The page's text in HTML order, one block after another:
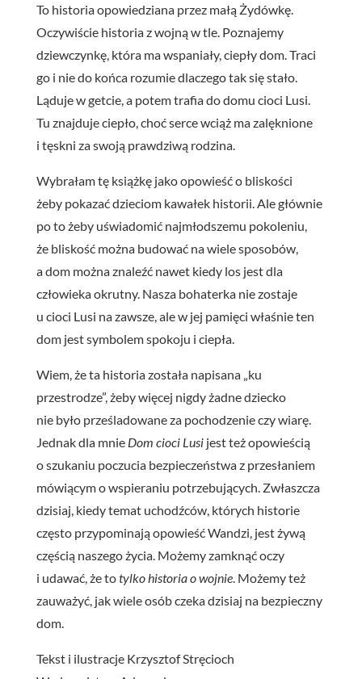
To historia opowiedziana przez małą Żydówkę.
Oczywiście historia z wojną w tle. Poznajemy
dziewczynkę, która ma wspaniały, ciepły dom. Traci
go i nie do końca rozumie dlaczego tak się stało.
Ląduje w getcie, a potem trafia do domu cioci Lusi.
Tu znajduje ciepło, choć serce wciąż ma zalęknione
i tęskni za swoją prawdziwą rodzina.
Wybrałam tę książkę jako opowieść o bliskości
żeby pokazać dzieciom kawałek historii. Ale głównie
po to żeby uświadomić najmłodszemu pokoleniu,
że bliskość można budować na wiele sposobów,
a dom można znaleźć nawet kiedy los jest dla
człowieka okrutny. Nasza bohaterka nie zostaje
u cioci Lusi na zawsze, ale w jej pamięci właśnie ten
dom jest symbolem spokoju i ciepła.
Wiem, że ta historia została napisana „ku
przestrodze”, żeby więcej nigdy żadne dziecko
nie było prześladowane za pochodzenie czy wiarę.
Jednak dla mnie Dom cioci Lusijest też opowieścią
o szukaniu poczucia bezpieczeństwa z przesłaniem
mówiącym o wspieraniu potrzebujących. Zwłaszcza
dzisiaj, kiedy temat uchodźców, których historie
często przypominają opowieść Wandzi, jest żywą
częścią naszego życia. Możemy zamknąć oczy
i udawać, że totylko historia o wojnie. Możemy też
zauważyć, jak wiele osób czeka dzisiaj na bezpieczny
dom.
Tekst i ilustracje Krzysztof Stręcioch